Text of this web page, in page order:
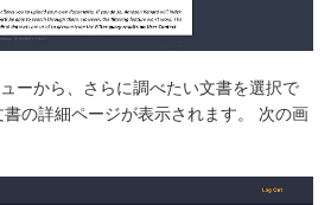
ーから、さらに調べたい文書を選択で
の詳細ページが表示されます。 次の画